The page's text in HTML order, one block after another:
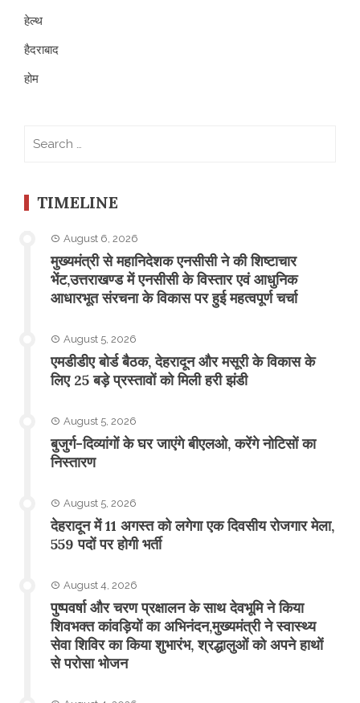
हेल्थ
हैदराबाद
होम
TIMELINE
August 6, 2026
मुख्यमंत्री से महानिदेशक एनसीसी ने की शिष्टाचार
भेंट,उत्तराखण्ड में एनसीसी के विस्तार एवं आधुनिक
आधारभूत संरचना के विकास पर हुई महत्वपूर्ण चर्चा
August 5, 2026
एमडीडीए बोर्ड बैठक, देहरादून और मसूरी के विकास के
लिए 25 बड़े प्रस्तावों को मिली हरी झंडी
August 5, 2026
बुजुर्ग-दिव्यांगों के घर जाएंगे बीएलओ, करेंगे नोटिसों का
निस्तारण
August 5, 2026
​देहरादून में 11 अगस्त को लगेगा एक दिवसीय रोजगार मेला,
559 पदों पर होगी भर्ती
August 4, 2026
पुष्पवर्षा और चरण प्रक्षालन के साथ देवभूमि ने किया
शिवभक्त कांवड़ियों का अभिनंदन,मुख्यमंत्री ने स्वास्थ्य
सेवा शिविर का किया शुभारंभ, श्रद्धालुओं को अपने हाथों
से परोसा भोजन